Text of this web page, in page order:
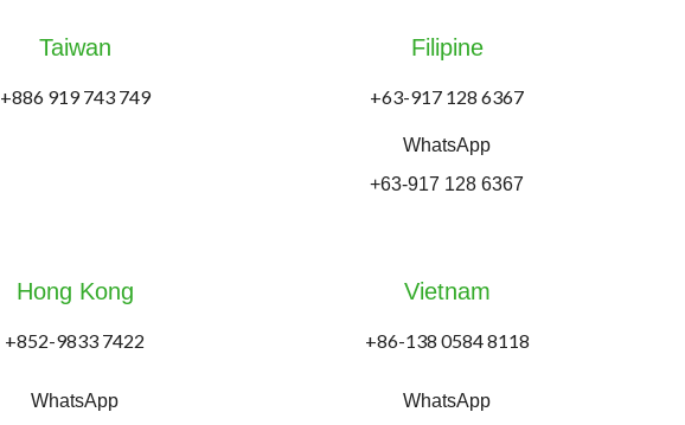
Taiwan
+886 919 743 749
Filipine
+63-917 128 6367
WhatsApp
+63-917 128 6367
Hong Kong
+852-9833 7422
WhatsApp
Vietnam
+86-138 0584 8118
WhatsApp